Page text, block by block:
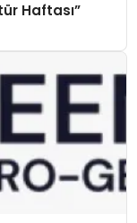
Haftası”